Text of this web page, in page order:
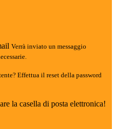
Verrà inviato un messaggio
Effettua il reset della password
la casella di posta elettronica!